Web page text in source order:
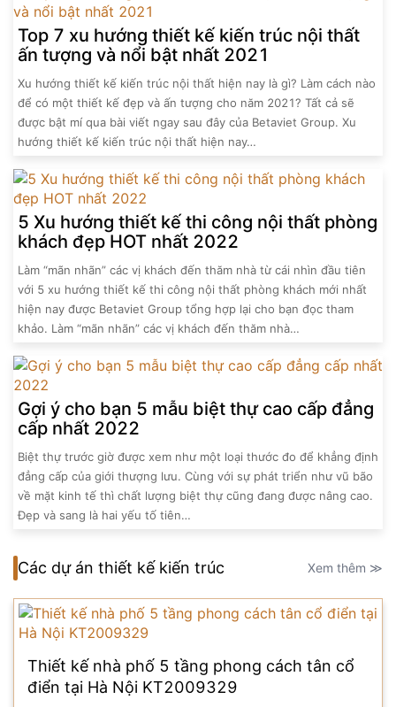
Top 7 xu hướng thiết kế kiến trúc nội thất
ấn tượng và nổi bật nhất 2021
Xu hướng thiết kế kiến trúc nội thất hiện nay là gì? Làm cách nào
để có một thiết kế đẹp và ấn tượng cho năm 2021? Tất cả sẽ
được bật mí qua bài viết ngay sau đây của Betaviet Group. Xu
hướng thiết kế kiến trúc nội thất hiện nay…
5 Xu hướng thiết kế thi công nội thất phòng
khách đẹp HOT nhất 2022
Làm “mãn nhãn” các vị khách đến thăm nhà từ cái nhìn đầu tiên
với 5 xu hướng thiết kế thi công nội thất phòng khách mới nhất
hiện nay được Betaviet Group tổng hợp lại cho bạn đọc tham
khảo. Làm “mãn nhãn” các vị khách đến thăm nhà…
Gợi ý cho bạn 5 mẫu biệt thự cao cấp đẳng
cấp nhất 2022
Biệt thự trước giờ được xem như một loại thước đo để khẳng định
đẳng cấp của giới thượng lưu. Cùng với sự phát triển như vũ bão
về mặt kinh tế thì chất lượng biệt thự cũng đang được nâng cao.
Đẹp và sang là hai yếu tố tiên…
Các dự án thiết kế kiến trúc Xem thêm ≫
Thiết kế nhà phố 5 tầng phong cách tân cổ
điển tại Hà Nội KT2009329